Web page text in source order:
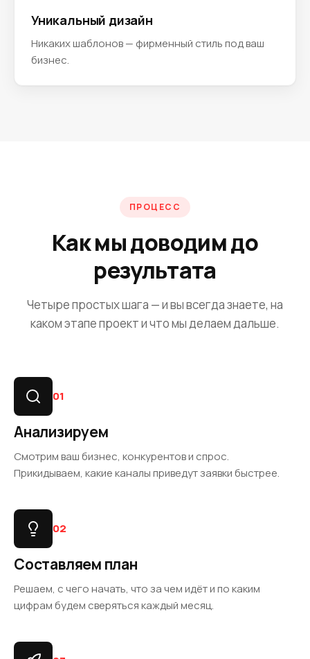
Уникальный дизайн
Никаких шаблонов — фирменный стиль под ваш
бизнес.
ПРОЦЕСС
Как мы доводим до
результата
Четыре простых шага — и вы всегда знаете, на
каком этапе проект и что мы делаем дальше.
01
Анализируем
Смотрим ваш бизнес, конкурентов и спрос.
Прикидываем, какие каналы приведут заявки быстрее.
02
Составляем план
Решаем, с чего начать, что за чем идёт и по каким
цифрам будем сверяться каждый месяц.